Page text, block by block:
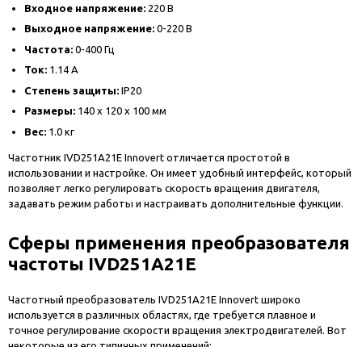
Входное напряжение: 220 В
Выходное напряжение: 0-220 В
Частота: 0-400 Гц
Ток: 1.14 А
Степень защиты: IP20
Размеры: 140 х 120 х 100 мм
Вес: 1.0 кг
Частотник IVD251A21E Innovert отличается простотой в
использовании и настройке. Он имеет удобный интерфейс, который
позволяет легко регулировать скорость вращения двигателя,
задавать режим работы и настраивать дополнительные функции.
Сферы применения преобразователя
частоты IVD251A21E
Частотный преобразователь IVD251A21E Innovert широко
используется в различных областях, где требуется плавное и
точное регулирование скорости вращения электродвигателей. Вот